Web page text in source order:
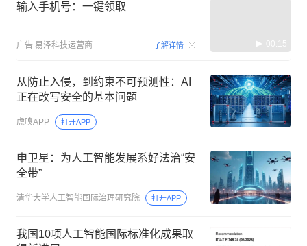
输入手机号：一键领取
广告 易泽科技运营商 了解详情 00:15
从防止入侵，到约束不可预测性：AI
正在改写安全的基本问题
虎嗅APP 打开APP
申卫星：为人工智能发展系好法治“安
全带”
清华大学人工智能国际治理研究院 打开APP
我国10项人工智能国际标准化成果取